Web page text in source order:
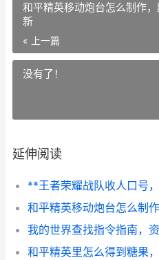
和平精英移动炮台怎么制作
新
« 上一篇
没有了！
延伸阅读
和平精英里怎么得到糖果